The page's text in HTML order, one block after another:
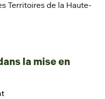
Territoires de la Haute-
la mise en